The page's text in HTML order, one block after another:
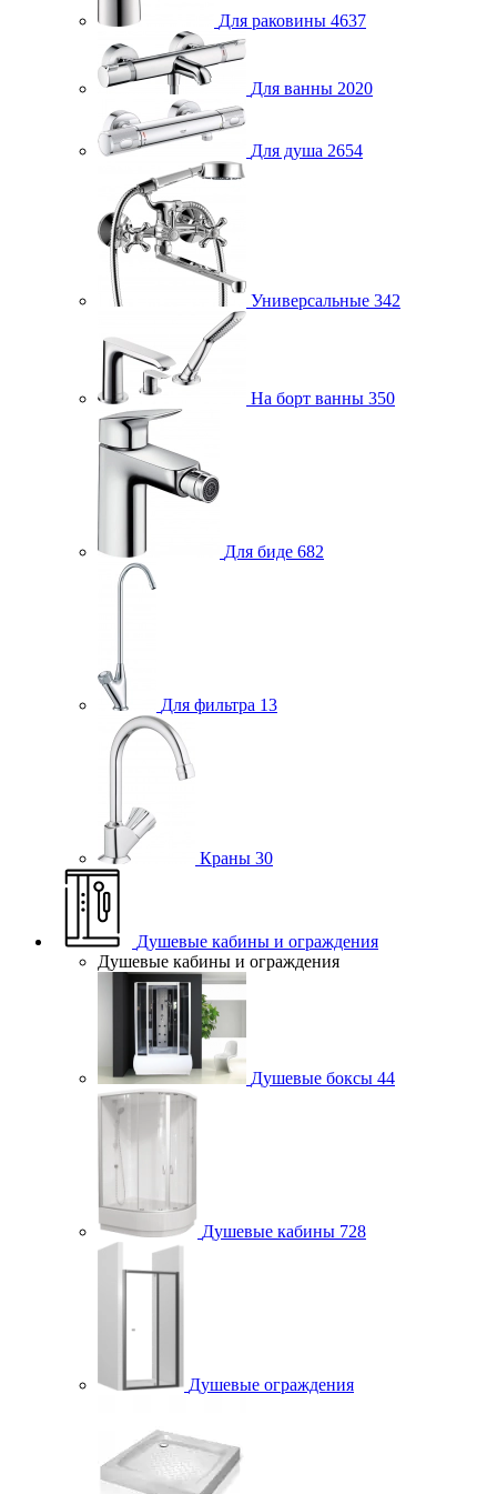
Для раковины 4637
Для ванны 2020
Для душа 2654
Универсальные 342
На борт ванны 350
Для биде 682
Для фильтра 13
Краны 30
Душевые кабины и ограждения
Душевые кабины и ограждения
Душевые боксы 44
Душевые кабины 728
Душевые ограждения